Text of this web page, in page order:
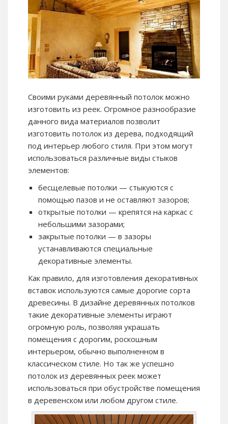
Своими руками деревянный потолок можно
изготовить из реек. Огромное разнообразие
данного вида материалов позволит
изготовить потолок из дерева, подходящий
под интерьер любого стиля. При этом могут
использоваться различные виды стыков
элементов:
бесщелевые потолки — стыкуются с
помощью пазов и не оставляют зазоров;
открытые потолки — крепятся на каркас с
небольшими зазорами;
закрытые потолки — в зазоры
устанавливаются специальные
декоративные элементы.
Как правило, для изготовления декоративных
вставок используются самые дорогие сорта
древесины. В дизайне деревянных потолков
такие декоративные элементы играют
огромную роль, позволяя украшать
помещения с дорогим, роскошным
интерьером, обычно выполненном в
классическом стиле. Но так же успешно
потолок из деревянных реек может
использоваться при обустройстве помещения
в деревенском или любом другом стиле.